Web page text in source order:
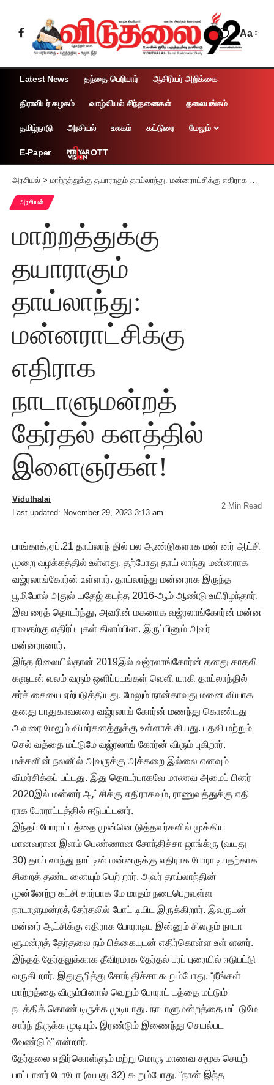
Aa
Latest News தந்தை பெரியார் ஆசிரியர் அறிக்கை
திராவிடர் கழகம் வாழ்வியல் சிந்தனைகள் தலையங்கம்
தமிழ்நாடு அரசியல் உலகம் கட்டுரை மேலும்
E-Paper OTT
அரசியல் > மாற்றத்துக்கு தயாராகும் தாய்லாந்து: மன்னராட்சிக்கு எதிராக நாடாளுமன்றத் தேர்தல் களத்தில் இளைஞர்கள்!
அரசியல்
மாற்றத்துக்கு
தயாராகும்
தாய்லாந்து:
மன்னராட்சிக்கு
எதிராக
நாடாளுமன்றத்
தேர்தல் களத்தில்
இளைஞர்கள்!
Last updated: November 29, 2023 3:13 am
Viduthalai
2 Min Read
பாங்காக்,ஏப்.21 தாய்லாந் தில் பல ஆண்டுகளாக மன் னர் ஆட்சி
முறை வழக்கத்தில் உள்ளது. தற்போது தாய் லாந்து மன்னராக
வஜ்ரலாங்கோர்ன் உள்ளார். தாய்லாந்து மன்னராக இருந்த
பூமிபோல் அதுல் யதேஜ் கடந்த 2016-ஆம் ஆண்டு உயிரிழந்தார்.
இவ ரைத் தொடர்ந்து, அவரின் மகனாக வஜ்ரலாங்கோர்ன் மன்ன
ராவதற்கு எதிர்ப் புகள் கிளம்பின. இருப்பினும் அவர்
மன்னரானார்.
இந்த நிலையில்தான் 2019இல் வஜ்ரலாங்கோர்ன் தனது காதலி
களுடன் வலம் வரும் ஒளிப்படங்கள் வெளி யாகி தாய்லாந்தில்
சர்ச் சையை ஏற்படுத்தியது. மேலும் நான்காவது மனை வியாக
தனது பாதுகாவலரை வஜ்ரலாங் கோர்ன் மணந்து கொண்டது
அவரை மேலும் விமர்சனத்துக்கு உள்ளாக் கியது. பதவி மற்றும்
செல் வத்தை மட்டுமே வஜ்ரலாங் கோர்ன் விரும் புகிறார்.
மக்களின் நலனில் அவருக்கு அக்கறை இல்லை எனவும்
விமர்சிக்கப் பட்டது. இது தொடர்பாகவே மாணவ அமைப் பினர்
2020இல் மன்னர் ஆட்சிக்கு எதிராகவும், ராணுவத்துக்கு எதி
ராக போராட்டத்தில் ஈடுபட்டனர்.
இந்தப் போராட்டத்தை முன்னெ டுத்தவர்களில் முக்கிய
மானவரான இளம் பெண்ணான சோந்திச்சா ஜாங்க்ரூ (வயது
30) தாய் லாந்து நாட்டின் மன்னருக்கு எதிராக போராடியதற்காக
சிறைத் தண்ட னையும் பெற் றார். அவர் தாய்லாந்தின்
முன்னேற்ற கட்சி சார்பாக மே மாதம் நடைபெறவுள்ள
நாடாளுமன்றத் தேர்தலில் போட் டியிட இருக்கிறார். இவருடன்
மன்னர் ஆட்சிக்கு எதிராக போராடிய இன்னும் சிலரும் நாடா
ளுமன்றத் தேர்தலை நம் பிக்கையுடன் எதிர்கொள்ள உள் ளனர்.
இந்தத் தேர்தலுக்காக தீவிரமாக தேர்தல் பரப் புரையில் ஈடுபட்டு
வருகி றார். இதுகுறித்து சோந் திச்சா கூறும்போது, “நீங்கள்
மாற்றத்தை விரும்பினால் வெறும் போராட் டத்தை மட்டும்
நடத்திக் கொண் டிருக்க முடியாது. நாடாளுமன்றத்தை மட் டுமே
சார்ந் திருக்க முடியும். இரண்டும் இணைந்து செயல்பட
வேண்டும்” என்றார்.
தேர்தலை எதிர்கொள்ளும் மற்று மொரு மாணவ சமூக செயற்
பாட்டாளர் டோடோ (வயது 32) கூறும்போது, “நான் இந்த